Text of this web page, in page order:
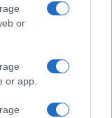
or
or app.
ma il tour
ombelico del